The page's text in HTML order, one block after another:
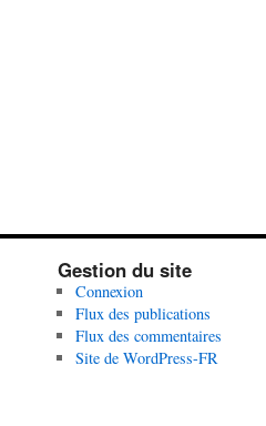
Gestion du site
Connexion
Flux des publications
Flux des commentaires
Site de WordPress-FR